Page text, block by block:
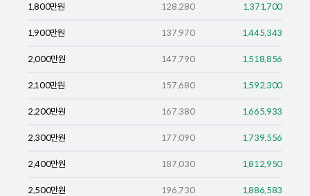
1,800만원 128,280 1,371,700
1,900만원 137,970 1,445,343
2,000만원 147,790 1,518,856
2,100만원 157,680 1,592,300
2,200만원 167,380 1,665,933
2,300만원 177,090 1,739,556
2,400만원 187,030 1,812,950
2,500만원 196,730 1,886,583